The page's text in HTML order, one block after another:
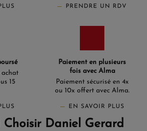
PRENDRE UN RDV
15
Paiement en plusieurs
fois avec Alma
Paiement sécurisé en 4x
ou 10x offert avec Alma.
EN SAVOIR PLUS
Choisir Daniel Gerard